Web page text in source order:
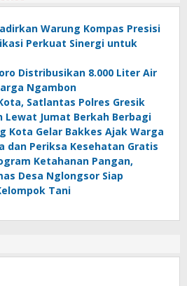
Warung Kompas Presisi
Perkuat Sinergi untuk
Distribusikan 8.000 Liter Air
Ngambon
Satlantas Polres Gresik
Lewat Jumat Berkah Berbagi
Kota Gelar Bakkes Ajak Warga
dan Periksa Kesehatan Gratis
Ketahanan Pangan,
Desa Nglongsor Siap
Tani